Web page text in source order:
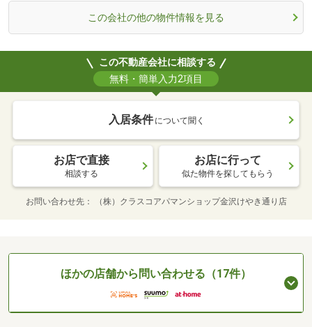
この会社の他の物件情報を見る
この不動産会社に相談する
無料・簡単入力2項目
入居条件 について聞く
お店で直接
相談する
お店に行って
似た物件を探してもらう
お問い合わせ先 （株）クラスコアパマンショップ金沢けやき通り店
ほかの店舗から問い合わせる（17件）